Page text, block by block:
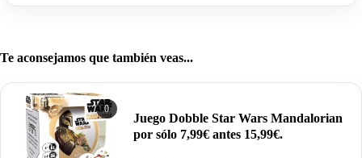
Te aconsejamos que también veas...
0
Juego Dobble Star Wars Mandalorian
por sólo 7,99€ antes 15,99€.